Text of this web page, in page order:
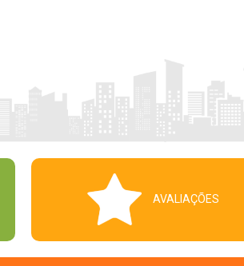
AVALIAÇÕES